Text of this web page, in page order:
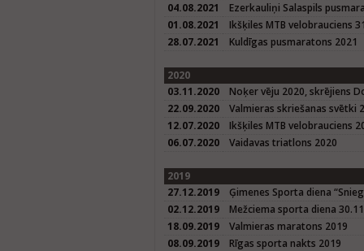
04.08.2021
Ezerkauliņi Salaspils
01.08.2021
Ikšķiles MTB velobrauciens
28.07.2021
Kuldīgas pusmaratons 2021
2020
03.11.2020
Noķer vēju 2020, skrējiens
22.09.2020
Valmieras skriešanas svētki
12.07.2020
Ikšķiles MTB velobrauciens
06.07.2020
Vaidavas triatlons 2020
2019
27.12.2019
Ģimenes Sporta diena
02.12.2019
Mežciema sporta diena
18.09.2019
Valmieras maratons 2019
08.09.2019
Rīgas sporta nakts 2019